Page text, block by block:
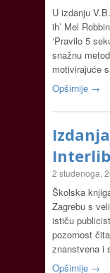
U izdanju
ih’ Mel
‘Pravilo 5
snažnu
motivirajuće
Opširnije →
2 studenoga,
Školska
Zagrebu s
ističu
pozornost
znanstvena i
Opširnije →